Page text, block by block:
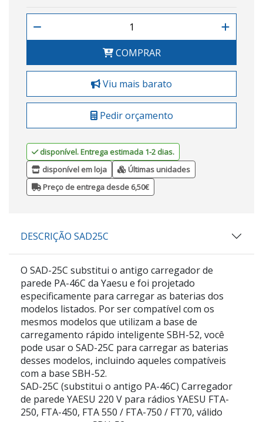
COMPRAR
Viu mais barato
Pedir orçamento
disponível. Entrega estimada 1-2 dias.
disponível em loja
Últimas unidades
Preço de entrega desde 6,50€
DESCRIÇÃO SAD25C
O SAD-25C substitui o antigo carregador de
parede PA-46C da Yaesu e foi projetado
especificamente para carregar as baterias dos
modelos listados. Por ser compatível com os
mesmos modelos que utilizam a base de
carregamento rápido inteligente SBH-52, você
pode usar o SAD-25C para carregar as baterias
desses modelos, incluindo aqueles compatíveis
com a base SBH-52.
SAD-25C (substitui o antigo PA-46C) Carregador
de parede YAESU 220 V para rádios YAESU FTA-
250, FTA-450, FTA 550 / FTA-750 / FT70, válido